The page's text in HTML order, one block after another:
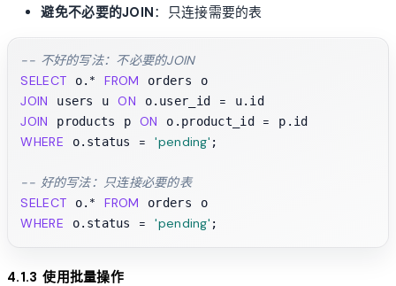
避免不必要的JOIN：只连接需要的表
-- 不好的写法：不必要的JOIN
SELECT o. * FROM orders o
JOIN users u ON o.user_id =
JOIN products p ON o.product_id =
WHERE o.status = 'pending' ;
-- 好的写法：只连接必要的表
SELECT o. * FROM orders o
WHERE o.status = 'pending'
4.1.3 使用批量操作